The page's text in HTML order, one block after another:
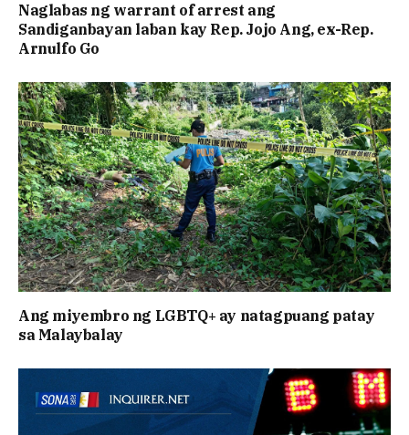
Naglabas ng warrant of arrest ang
Sandiganbayan laban kay Rep. Jojo Ang, ex-Rep.
Arnulfo Go
Ang miyembro ng LGBTQ+ ay natagpuang patay
sa Malaybalay